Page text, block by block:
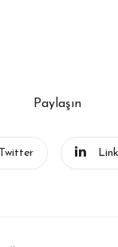
Paylaşın
Twitter